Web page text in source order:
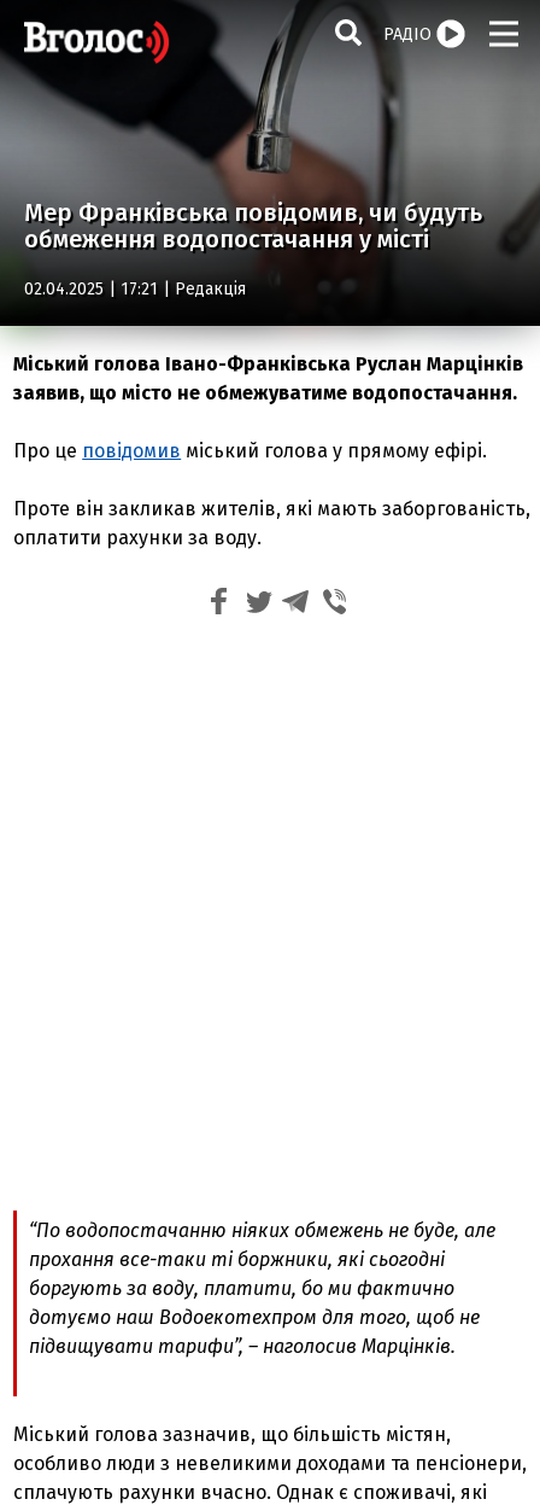
РАДІО
Мер Франківська повідомив, чи будуть
обмеження водопостачання у місті
02.04.2025 | 17:21 | Редакція
Міський голова Івано-Франківська Руслан Марцінків
заявив, що місто не обмежуватиме водопостачання.
Про це повідомив міський голова у прямому ефірі.
Проте він закликав жителів, які мають заборгованість,
оплатити рахунки за воду.
“По водопостачанню ніяких обмежень не буде, але
прохання все-таки ті боржники, які сьогодні
боргують за воду, платити, бо ми фактично
дотуємо наш Водоекотехпром для того, щоб не
підвищувати тарифи”, – наголосив Марцінків.
Міський голова зазначив, що більшість містян,
особливо люди з невеликими доходами та пенсіонери,
сплачують рахунки вчасно. Однак є споживачі, які